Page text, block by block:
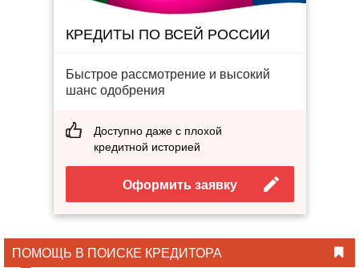
КРЕДИТЫ ПО ВСЕЙ РОССИИ
Быстрое рассмотрение и высокий
шанс одобрения
Доступно даже с плохой
кредитной историей
Оформить заявку
ПОМОЩЬ В ПОИСКЕ КРЕДИТОРА